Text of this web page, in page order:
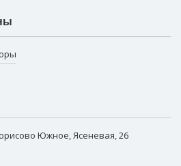
Южное, Ясеневая, 26